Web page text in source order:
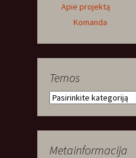
Apie projektą
Komanda
Temos
Temos
Metainformacija